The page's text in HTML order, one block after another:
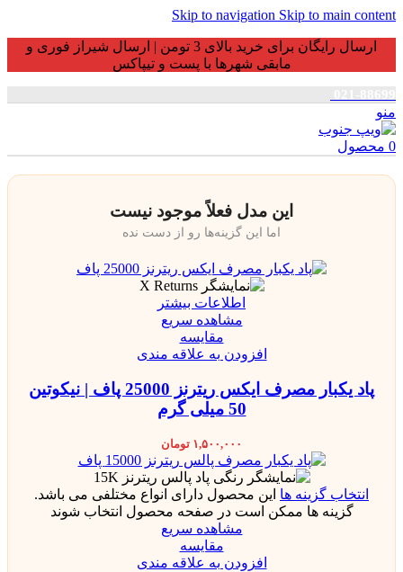
Skip to navigation Skip to main content
ارسال رایگان برای خرید بالای 3 تومن | ارسال شیراز فوری و
مابقی شهرها با پست و تیپاکس
منو
0 محصول
این مدل فعلاً موجود نیست
اما این گزینه‌ها رو از دست نده
اطلاعات بیشتر
مشاهده سریع
مقایسه
افزودن به علاقه مندی
پاد یکبار مصرف ایکس ریترنز 25000 پاف | نیکوتین
50 میلی گرم
۱,۵۰۰,۰۰۰ تومان
انتخاب گزینه ها این محصول دارای انواع مختلفی می باشد.
گزینه ها ممکن است در صفحه محصول انتخاب شوند
مشاهده سریع
مقایسه
افزودن به علاقه مندی